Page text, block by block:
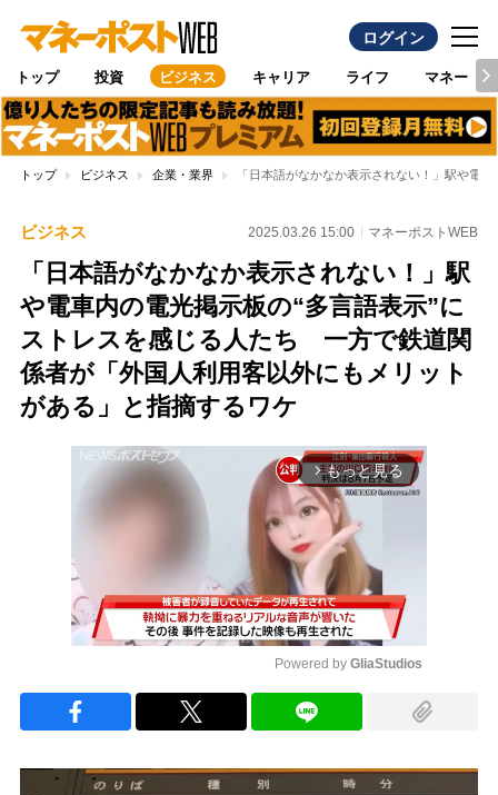
ログイン
トップ 投資 ビジネス キャリア ライフ マネー
トップ ビジネス 企業・業界 「日本語がなかなか表示されない！」駅や電
ビジネス 2025.03.26 15:00 マネーポストWEB
「日本語がなかなか表示されない！」駅
や電車内の電光掲示板の“多言語表示”に
ストレスを感じる人たち 一方で鉄道関
係者が「外国人利用客以外にもメリット
がある」と指摘するワケ
arrow_forward_ios もっと見る
Powered by GliaStudios